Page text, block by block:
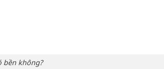
bền không?